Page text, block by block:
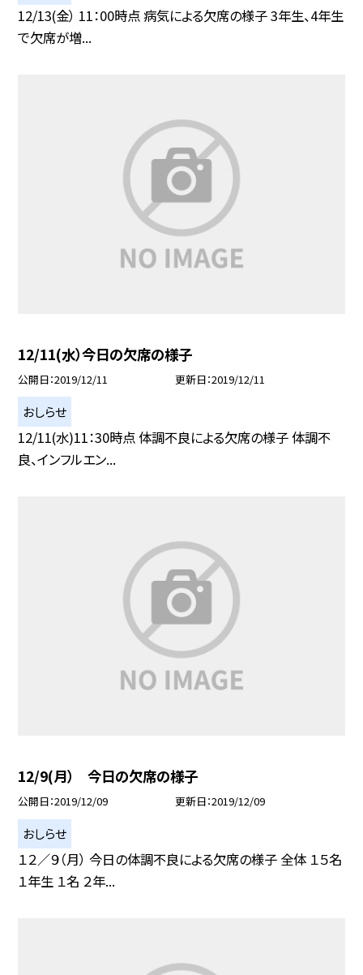
12/13(金） 11：00時点 病気による欠席の様子 3年生、4年生
で欠席が増...
12/11(水）今日の欠席の様子
公開日 2019/12/11 更新日 2019/12/11
おしらせ
12/11(水)11：30時点 体調不良による欠席の様子 体調不
良、インフルエン...
12/9(月） 今日の欠席の様子
公開日 2019/12/09 更新日 2019/12/09
おしらせ
１２／９（月） 今日の体調不良による欠席の様子 全体 １５名
１年生 １名 ２年...